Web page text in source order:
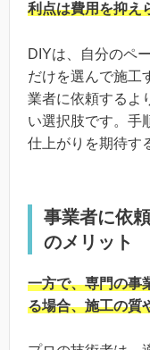
利点は費用を抑え
DIYは、自分のペ
だけを選んで施工
業者に依頼するよ
い選択肢です。手
仕上がりを期待す
事業者に依
のメリット
一方で、専門の事
る場合、施工の質